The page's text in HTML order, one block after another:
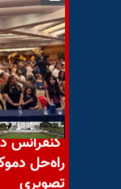
کنفرانس
راه‌حل
تصویری